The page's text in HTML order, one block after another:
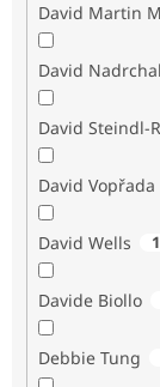
David Martin
David Nadrchal
David Steindl-
David Vopřada
David Wells 1
Davide Biollo
Debbie Tung